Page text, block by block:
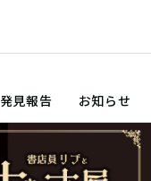
発見報告 お知らせ